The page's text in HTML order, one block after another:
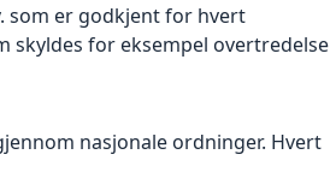
som er godkjent for hvert
skyldes for eksempel overtredelse
nasjonale ordninger. Hvert